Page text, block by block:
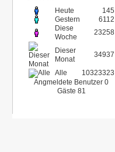
Heute
145
Gestern
6112
Diese
Woche
23258
Dieser
Monat
34937
Alle
10323323
Angmeldete Benutzer 0
Gäste 81